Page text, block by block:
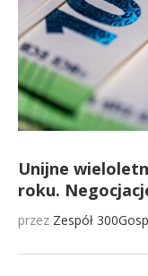
Unijne
roku.
przez Zespół